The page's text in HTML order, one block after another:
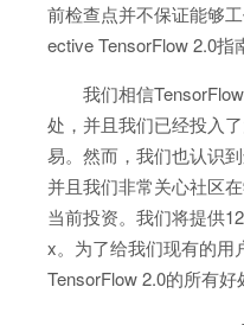
前检查点并不保证能够
ective TensorFlow 2.0指
我们相信
处，并且我们已经投入
易。然而，我们也认识
并且我们非常关心社区
当前投资。我们将提供
x。为了给我们现有的用
TensorFlow 2.0的所有好